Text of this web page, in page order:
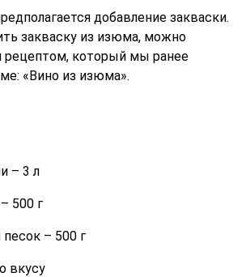
добавление закваски.
закваску из изюма, можно
рецептом, который мы ранее
«Вино из изюма».
– 3 л
500 г
– 500 г
вкусу